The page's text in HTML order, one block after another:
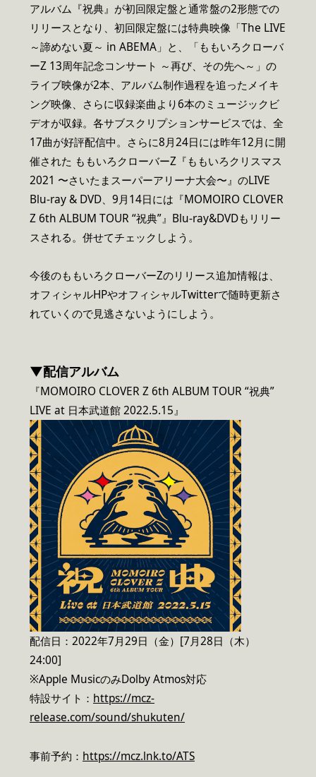
アルバム『祝典』が初回限定盤と通常盤の2形態での
リリースとなり、初回限定盤には特典映像「The LIVE
～諦めない夏～ in ABEMA」と、「ももいろクローバ
ーZ 13周年記念コンサート ～再び、その先へ～」の
ライブ映像が2本、アルバム制作過程を追ったメイキ
ング映像、さらに収録楽曲より6本のミュージックビ
デオが収録。各サブスクリプションサービスでは、全
17曲が好評配信中。さらに8月24日には昨年12月に開
催された ももいろクローバーZ『ももいろクリスマス
2021 〜さいたまスーパーアリーナ大会〜』のLIVE
Blu-ray & DVD、9月14日には『MOMOIRO CLOVER
Z 6th ALBUM TOUR “祝典”』Blu-ray&DVDもリリー
スされる。併せてチェックしよう。
今後のももいろクローバーZのリリース追加情報は、
オフィシャルHPやオフィシャルTwitterで随時更新さ
れていくので見逃さないようにしよう。
▼配信アルバム
『MOMOIRO CLOVER Z 6th ALBUM TOUR “祝典”
LIVE at 日本武道館 2022.5.15』
配信日：2022年7月29日（金）[7月28日（木）
24:00]
※Apple MusicのみDolby Atmos対応
特設サイト： https://mcz-
release.com/sound/shukuten/
事前予約： https://mcz.lnk.to/ATS